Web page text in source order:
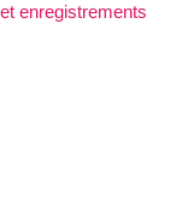
enregistrements